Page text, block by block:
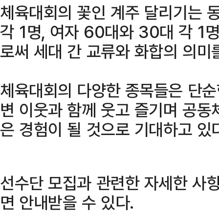
체육대회의 꽃인 계주 달리기
각 1명, 여자 60대와 30대 각 1
로써 세대 간 교류와 화합의 의미
체육대회의 다양한 종목들은 단
변 이웃과 함께 웃고 즐기며 공
은 경험이 될 것으로 기대하고 있
선수단 모집과 관련한 자세한 사
면 안내받을 수 있다.